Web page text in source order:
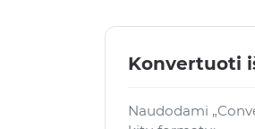
Konvertuoti
Naudodami